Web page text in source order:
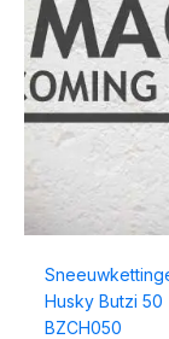
Husky Butzi 50
BZCH050